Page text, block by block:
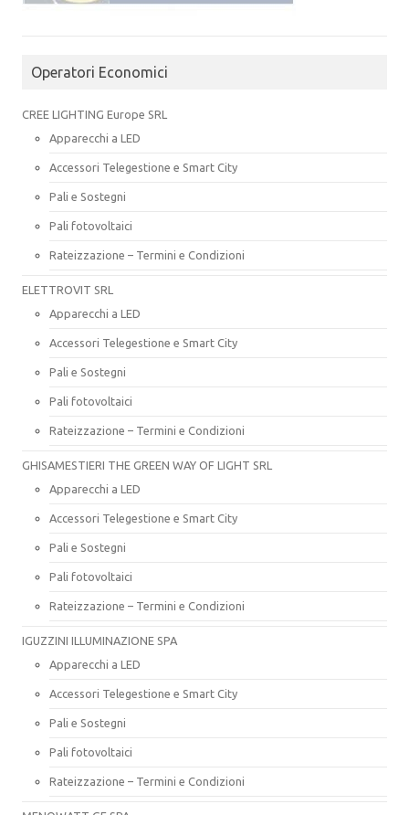
Operatori Economici
CREE LIGHTING Europe SRL
Apparecchi a LED
Accessori Telegestione e Smart City
Pali e Sostegni
Pali fotovoltaici
Rateizzazione – Termini e Condizioni
ELETTROVIT SRL
Apparecchi a LED
Accessori Telegestione e Smart City
Pali e Sostegni
Pali fotovoltaici
Rateizzazione – Termini e Condizioni
GHISAMESTIERI THE GREEN WAY OF LIGHT SRL
Apparecchi a LED
Accessori Telegestione e Smart City
Pali e Sostegni
Pali fotovoltaici
Rateizzazione – Termini e Condizioni
IGUZZINI ILLUMINAZIONE SPA
Apparecchi a LED
Accessori Telegestione e Smart City
Pali e Sostegni
Pali fotovoltaici
Rateizzazione – Termini e Condizioni